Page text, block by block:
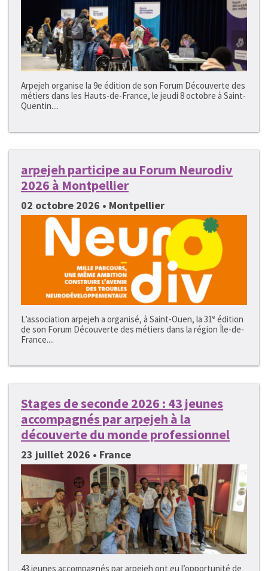
Arpejeh organise la 9e édition de son Forum Découverte des
métiers dans les Hauts-de-France, le jeudi 8 octobre à Saint-
Quentin....
arpejeh participe au Forum Neurodiv
2026 à Montpellier
02 octobre 2026 • Montpellier
L’association arpejeh a organisé, à Saint-Ouen, la 31ᵉ édition
de son Forum Découverte des métiers dans la région Île-de-
France....
Stages de seconde 2026 : 43 jeunes
accompagnés par arpejeh à la
découverte du monde professionnel
23 juillet 2026 • France
43 jeunes accompagnés par arpejeh ont eu l’opportunité de